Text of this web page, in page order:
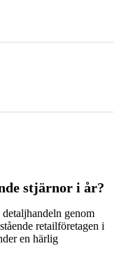
stjärnor i år?
genom
retailföretagen i
en härlig